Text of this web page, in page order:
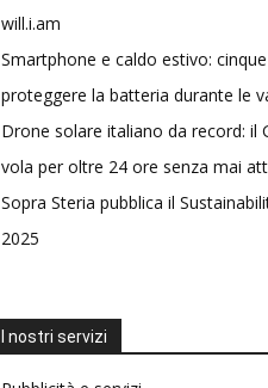
will.i.am
Smartphone e caldo estivo:
proteggere la batteria durante le
Drone solare italiano da record: il
vola per oltre 24 ore senza mai
Sopra Steria pubblica il
2025
I nostri servizi